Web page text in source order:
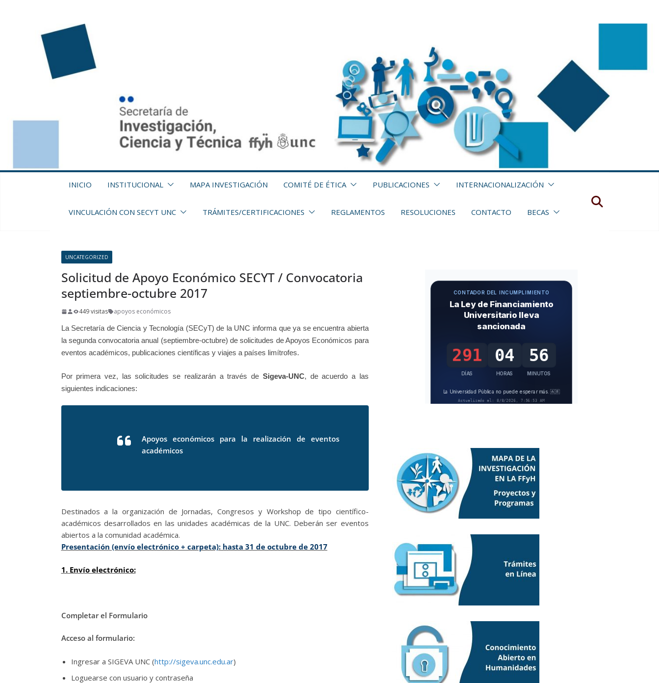
INICIO INSTITUCIONAL MAPA INVESTIGACIÓN COMITÉ DE ÉTICA PUBLICACIONES INTERNACIONALIZACIÓN
VINCULACIÓN CON SECYT UNC TRÁMITES/CERTIFICACIONES REGLAMENTOS RESOLUCIONES CONTACTO BECAS
UNCATEGORIZED
Solicitud de Apoyo Económico SECYT / Convocatoria
septiembre-octubre 2017
449 visitas
apoyos económicos
La Secretaría de Ciencia y Tecnología (SECyT) de la UNC informa que ya se encuentra abierta
la segunda convocatoria anual (septiembre-octubre) de solicitudes de Apoyos Económicos para
eventos académicos, publicaciones científicas y viajes a países limítrofes.
Por primera vez, las solicitudes se realizarán a través de Sigeva-UNC, de acuerdo a las
siguientes indicaciones:
Apoyos económicos para la realización de eventos
académicos
Destinados a la organización de Jornadas, Congresos y Workshop de tipo científico-
académicos desarrollados en las unidades académicas de la UNC. Deberán ser eventos
abiertos a la comunidad académica.
Presentación (envío electrónico + carpeta): hasta 31 de octubre de 2017
1. Envío electrónico:
Completar el Formulario
Acceso al formulario:
Ingresar a SIGEVA UNC (http://sigeva.unc.edu.ar)
Loguearse con usuario y contraseña